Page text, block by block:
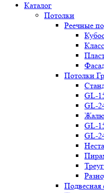
Каталог
Потолки
Реечные
Потолки
GL-
GL-
GL-
GL-